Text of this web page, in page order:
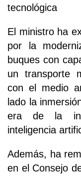
tecnológica
El ministro ha
por la
buques con
un transporte
con el medio
lado la
era de la
inteligencia
Además, ha
en el Consejo